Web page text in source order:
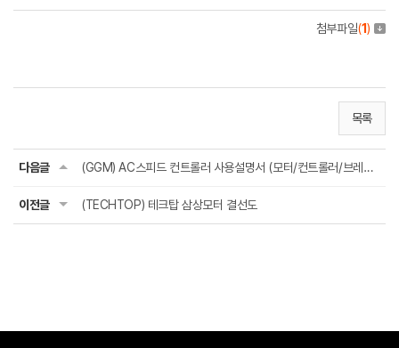
첨부파일(1)
목록
다음글 (GGM) AC스피드 컨트롤러 사용설명서 (모터/컨트롤러/브레이크모터)
이전글 (TECHTOP) 테크탑 삼상모터 결선도